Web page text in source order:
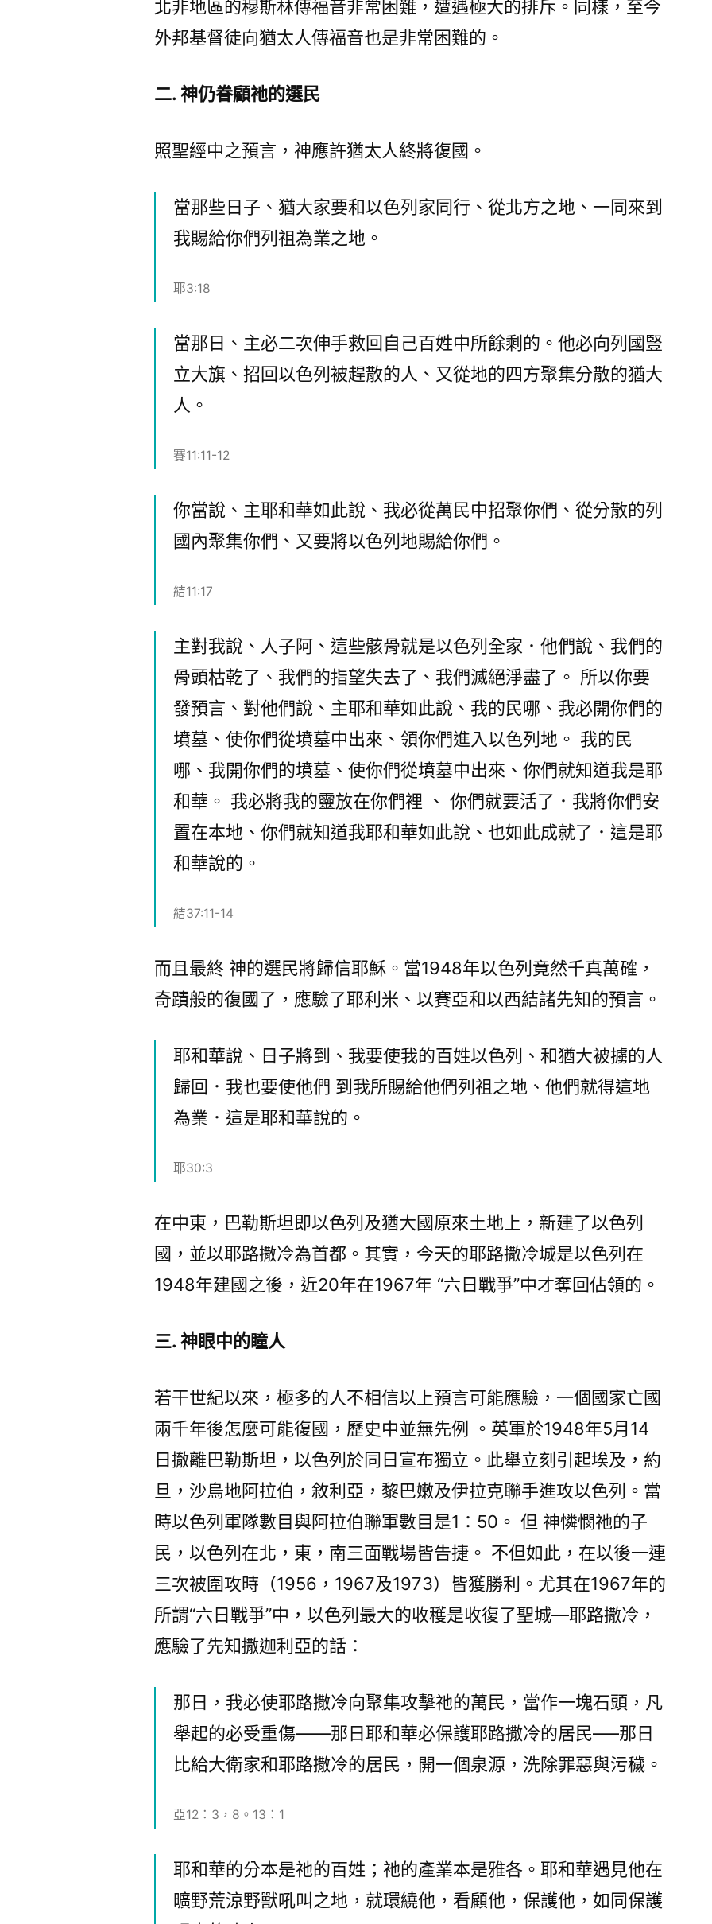
北非地區的穆斯林傳福音非常困難，遭遇極大的排斥。同樣，至今
外邦基督徒向猶太人傳福音也是非常困難的。
二. 神仍眷顧祂的選民
照聖經中之預言，神應許猶太人終將復國。
當那些日子、猶大家要和以色列家同行、從北方之地、一同來到
我賜給你們列祖為業之地。
耶3:18
當那日、主必二次伸手救回自己百姓中所餘剩的。他必向列國豎
立大旗、招回以色列被趕散的人、又從地的四方聚集分散的猶大
人。
賽11:11-12
你當說、主耶和華如此說、我必從萬民中招聚你們、從分散的列
國內聚集你們、又要將以色列地賜給你們。
結11:17
主對我說、人子阿、這些骸骨就是以色列全家．他們說、我們的
骨頭枯乾了、我們的指望失去了、我們滅絕淨盡了。 所以你要
發預言、對他們說、主耶和華如此說、我的民哪、我必開你們的
墳墓、使你們從墳墓中出來、領你們進入以色列地。 我的民
哪、我開你們的墳墓、使你們從墳墓中出來、你們就知道我是耶
和華。 我必將我的靈放在你們裡 、 你們就要活了．我將你們安
置在本地、你們就知道我耶和華如此說、也如此成就了．這是耶
和華說的。
結37:11-14
而且最終 神的選民將歸信耶穌。當1948年以色列竟然千真萬確，
奇蹟般的復國了，應驗了耶利米、以賽亞和以西結諸先知的預言。
耶和華說、日子將到、我要使我的百姓以色列、和猶大被擄的人
歸回．我也要使他們 到我所賜給他們列祖之地、他們就得這地
為業．這是耶和華說的。
耶30:3
在中東，巴勒斯坦即以色列及猶大國原來土地上，新建了以色列
國，並以耶路撒冷為首都。其實，今天的耶路撒冷城是以色列在
1948年建國之後，近20年在1967年 “六日戰爭”中才奪回佔領的。
三. 神眼中的瞳人
若干世紀以來，極多的人不相信以上預言可能應驗，一個國家亡國
兩千年後怎麼可能復國，歷史中並無先例 。英軍於1948年5月14
日撤離巴勒斯坦，以色列於同日宣布獨立。此舉立刻引起埃及，約
旦，沙烏地阿拉伯，敘利亞，黎巴嫩及伊拉克聯手進攻以色列。當
時以色列軍隊數目與阿拉伯聯軍數目是1：50。 但 神憐憫祂的子
民，以色列在北，東，南三面戰場皆告捷。 不但如此，在以後一連
三次被圍攻時（1956，1967及1973）皆獲勝利。尤其在1967年的
所謂“六日戰爭”中，以色列最大的收穫是收復了聖城—耶路撒冷，
應驗了先知撒迦利亞的話：
那日，我必使耶路撒冷向聚集攻擊祂的萬民，當作一塊石頭，凡
舉起的必受重傷——那日耶和華必保護耶路撒冷的居民—–那日
比給大衛家和耶路撒冷的居民，開一個泉源，洗除罪惡與污穢。
亞12：3，8。13：1
耶和華的分本是祂的百姓；祂的產業本是雅各。耶和華遇見他在
曠野荒涼野獸吼叫之地，就環繞他，看顧他，保護他，如同保護